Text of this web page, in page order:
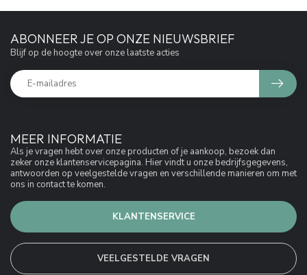
MEER INFORMATIE
Als je vragen hebt over onze producten of je aankoop, bezoek dan
zeker onze klantenservicepagina. Hier vindt u onze bedrijfsgegevens,
antwoorden op veelgestelde vragen en verschillende manieren om met
ons in contact te komen.
KLANTENSERVICE
VEELGESTELDE VRAGEN
ABONNEER JE OP ONZE NIEUWSBRIEF
Blijf op de hoogte over onze laatste acties